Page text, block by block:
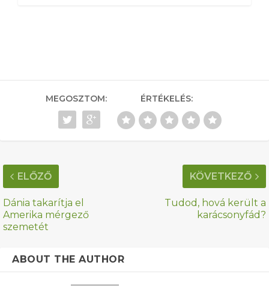
MEGOSZTOM: ÉRTÉKELÉS:
ELŐZŐ
Dánia takarítja el
Amerika mérgező
szemetét
KÖVETKEZŐ
Tudod, hová került a
karácsonyfád?
ABOUT THE AUTHOR